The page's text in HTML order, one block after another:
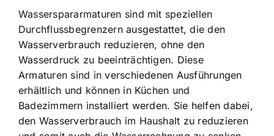
Wasserspararmaturen sind mit speziellen
Durchflussbegrenzern ausgestattet, die den
Wasserverbrauch reduzieren, ohne den
Wasserdruck zu beeinträchtigen. Diese
Armaturen sind in verschiedenen Ausführungen
erhältlich und können in Küchen und
Badezimmern installiert werden. Sie helfen dabei,
den Wasserverbrauch im Haushalt zu reduzieren